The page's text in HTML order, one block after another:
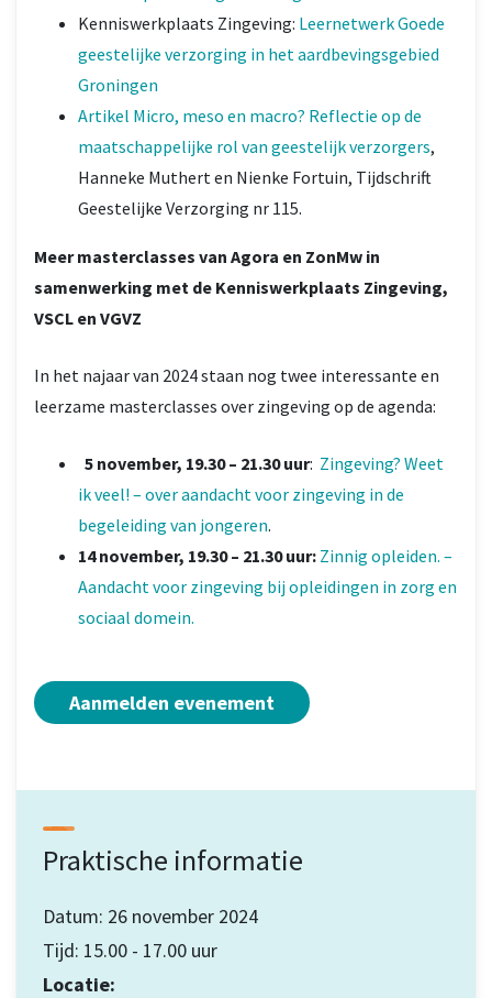
Kenniswerkplaats Zingeving: Leernetwerk Goede
geestelijke verzorging in het aardbevingsgebied
Groningen
Artikel Micro, meso en macro? Reflectie op de
maatschappelijke rol van geestelijk verzorgers,
Hanneke Muthert en Nienke Fortuin, Tijdschrift
Geestelijke Verzorging nr 115.
Meer masterclasses van Agora en ZonMw in
samenwerking met de Kenniswerkplaats Zingeving,
VSCL en VGVZ
In het najaar van 2024 staan nog twee interessante en
leerzame masterclasses over zingeving op de agenda:
5 november, 19.30 – 21.30 uur: Zingeving? Weet
ik veel! – over aandacht voor zingeving in de
begeleiding van jongeren.
14 november, 19.30 – 21.30 uur: Zinnig opleiden. –
Aandacht voor zingeving bij opleidingen in zorg en
sociaal domein.
Aanmelden evenement
Praktische informatie
Datum: 26 november 2024
Tijd: 15.00 - 17.00 uur
Locatie: